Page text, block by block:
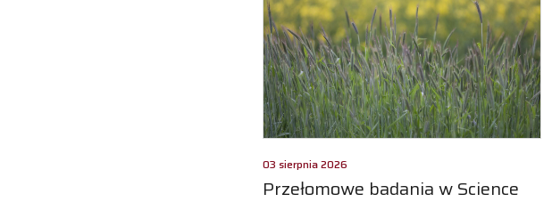
03 sierpnia 2026
Przełomowe badania w Science